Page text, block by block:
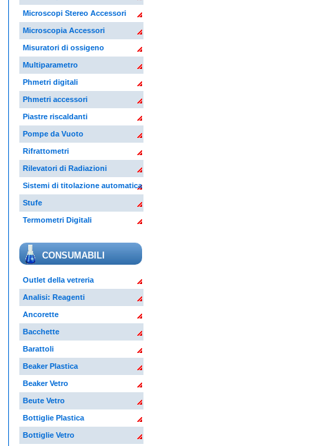
Microscopi Stereo Accessori
Microscopia Accessori
Misuratori di ossigeno
Multiparametro
Phmetri digitali
Phmetri accessori
Piastre riscaldanti
Pompe da Vuoto
Rifrattometri
Rilevatori di Radiazioni
Sistemi di titolazione automatica
Stufe
Termometri Digitali
CONSUMABILI
Outlet della vetreria
Analisi: Reagenti
Ancorette
Bacchette
Barattoli
Beaker Plastica
Beaker Vetro
Beute Vetro
Bottiglie Plastica
Bottiglie Vetro